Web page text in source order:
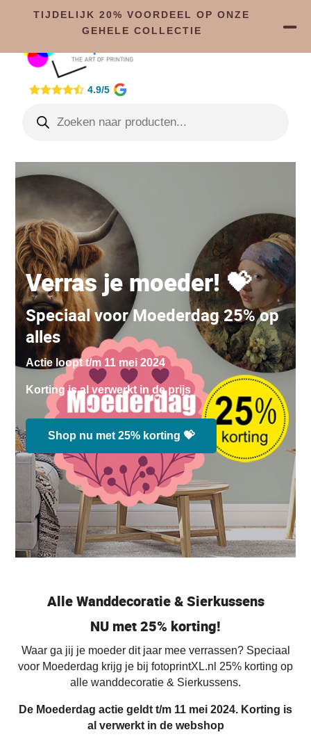
4.9/5
Verras je moeder! 💝
Speciaal voor Moederdag 25% op
alles
Actie loopt t/m 11 mei 2024
Korting is al verwerkt in de prijs
Shop nu met 25% korting 💝
Alle Wanddecoratie & Sierkussens
NU met 25% korting!
Waar ga jij je moeder dit jaar mee verrassen? Speciaal
voor Moederdag krijg je bij fotoprintXL.nl 25% korting op
alle wanddecoratie & Sierkussens.
De Moederdag actie geldt t/m 11 mei 2024. Korting is
al verwerkt in de webshop
TIJDELIJK 20% VOORDEEL OP ONZE
GEHELE COLLECTIE